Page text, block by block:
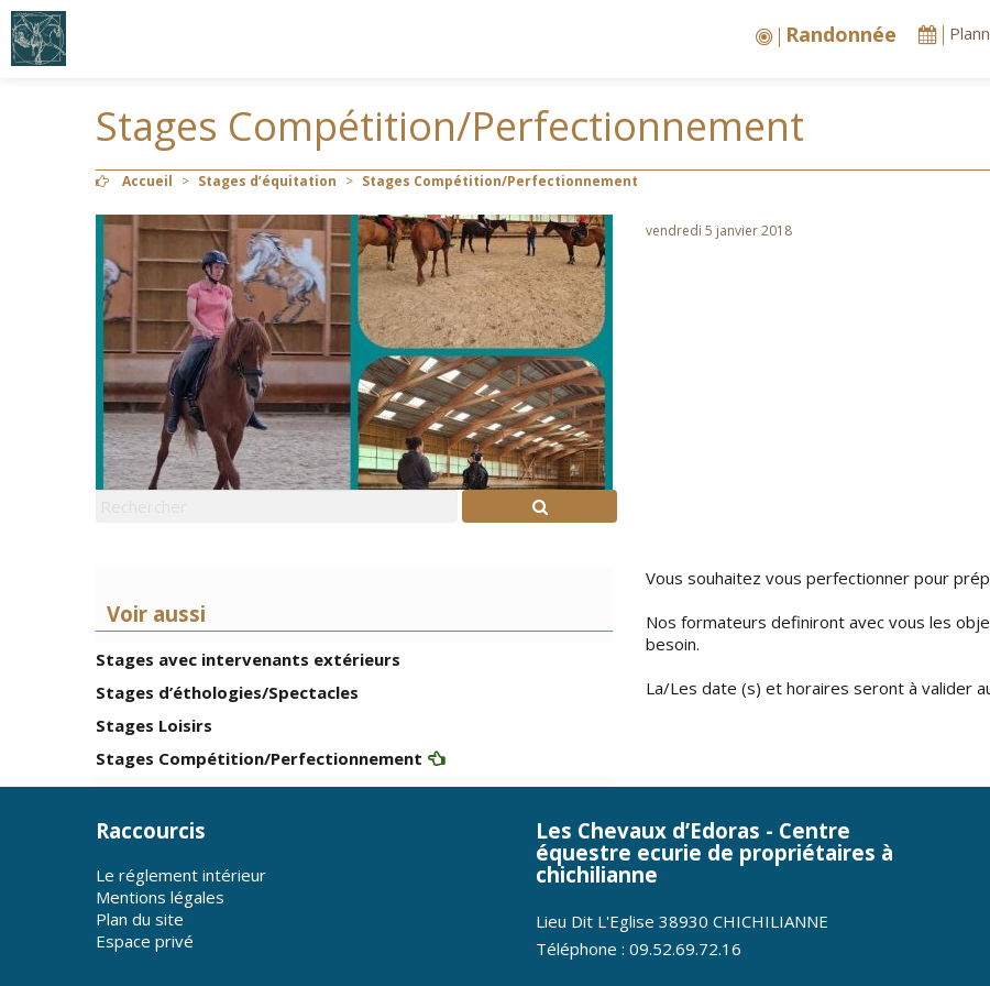
Randonnée
Stages Compétition/Perfectionnement
Accueil > Stages d’équitation > Stages Compétition/Perfectionnement
vendredi 5 janvier 2018
Vous souhaitez vous perfectionner pour
Nos formateurs definiront avec vous les
besoin.
La/Les date (s) et horaires seront à valider
Voir aussi
Stages avec intervenants extérieurs
Stages d’éthologies/Spectacles
Stages Loisirs
Stages Compétition/Perfectionnement
Raccourcis
Le réglement intérieur
Mentions légales
Plan du site
Espace privé
Les Chevaux d’Edoras - Centre
équestre ecurie de propriétaires à
chichilianne
Lieu Dit L'Eglise 38930 CHICHILIANNE
Téléphone : 09.52.69.72.16